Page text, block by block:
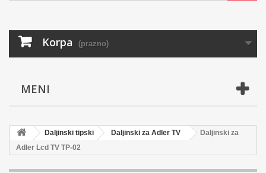
Korpa (prazno)
MENI
Daljinski tipski Daljinski za Adler TV
Daljinski za
Adler Lcd TV TP-02